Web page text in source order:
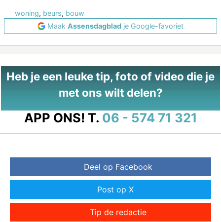
woning, beurs, bouw
Maak Assensdagblad je Google-favoriet
Heb je een leuke tip, foto of video die je
met ons wilt delen?
APP ONS! T. 06 - 574 71 321
Deel op Facebook
Post op X
Tip de redactie